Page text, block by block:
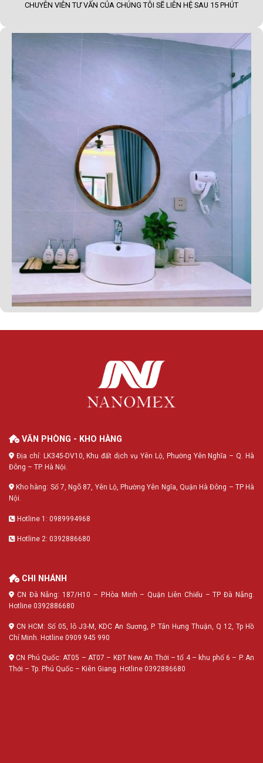
CHUYÊN VIÊN TƯ VẤN CỦA CHÚNG TÔI SẼ LIÊN HỆ SAU 15 PHÚT
VĂN PHÒNG - KHO HÀNG
Địa chỉ: LK345-DV10, Khu đất dịch vụ Yên Lộ, Phường Yên Nghĩa – Q. Hà
Đông – TP. Hà Nội.
Kho hàng: Số 7, Ngõ 87, Yên Lộ, Phường Yên Ngĩa, Quận Hà Đông – TP Hà
Nội.
Hotline 1: 0989994968
Hotline 2: 0392886680
CHI NHÁNH
CN Đà Nẵng: 187/H10 – P.Hòa Minh – Quận Liên Chiểu – TP Đà Nẵng.
Hotline 0392886680
CN HCM: Số 05, lô J3-M, KDC An Sương, P. Tân Hưng Thuận, Q 12, Tp Hồ
Chí Minh. Hotline 0909 945 990
CN Phú Quốc: AT05 – AT07 – KĐT New An Thới – tổ 4 – khu phố 6 – P. An
Thới – Tp. Phú Quốc – Kiên Giang. Hotline 0392886680